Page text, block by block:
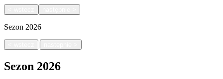
Sezon 2026
|
Sezon 2026